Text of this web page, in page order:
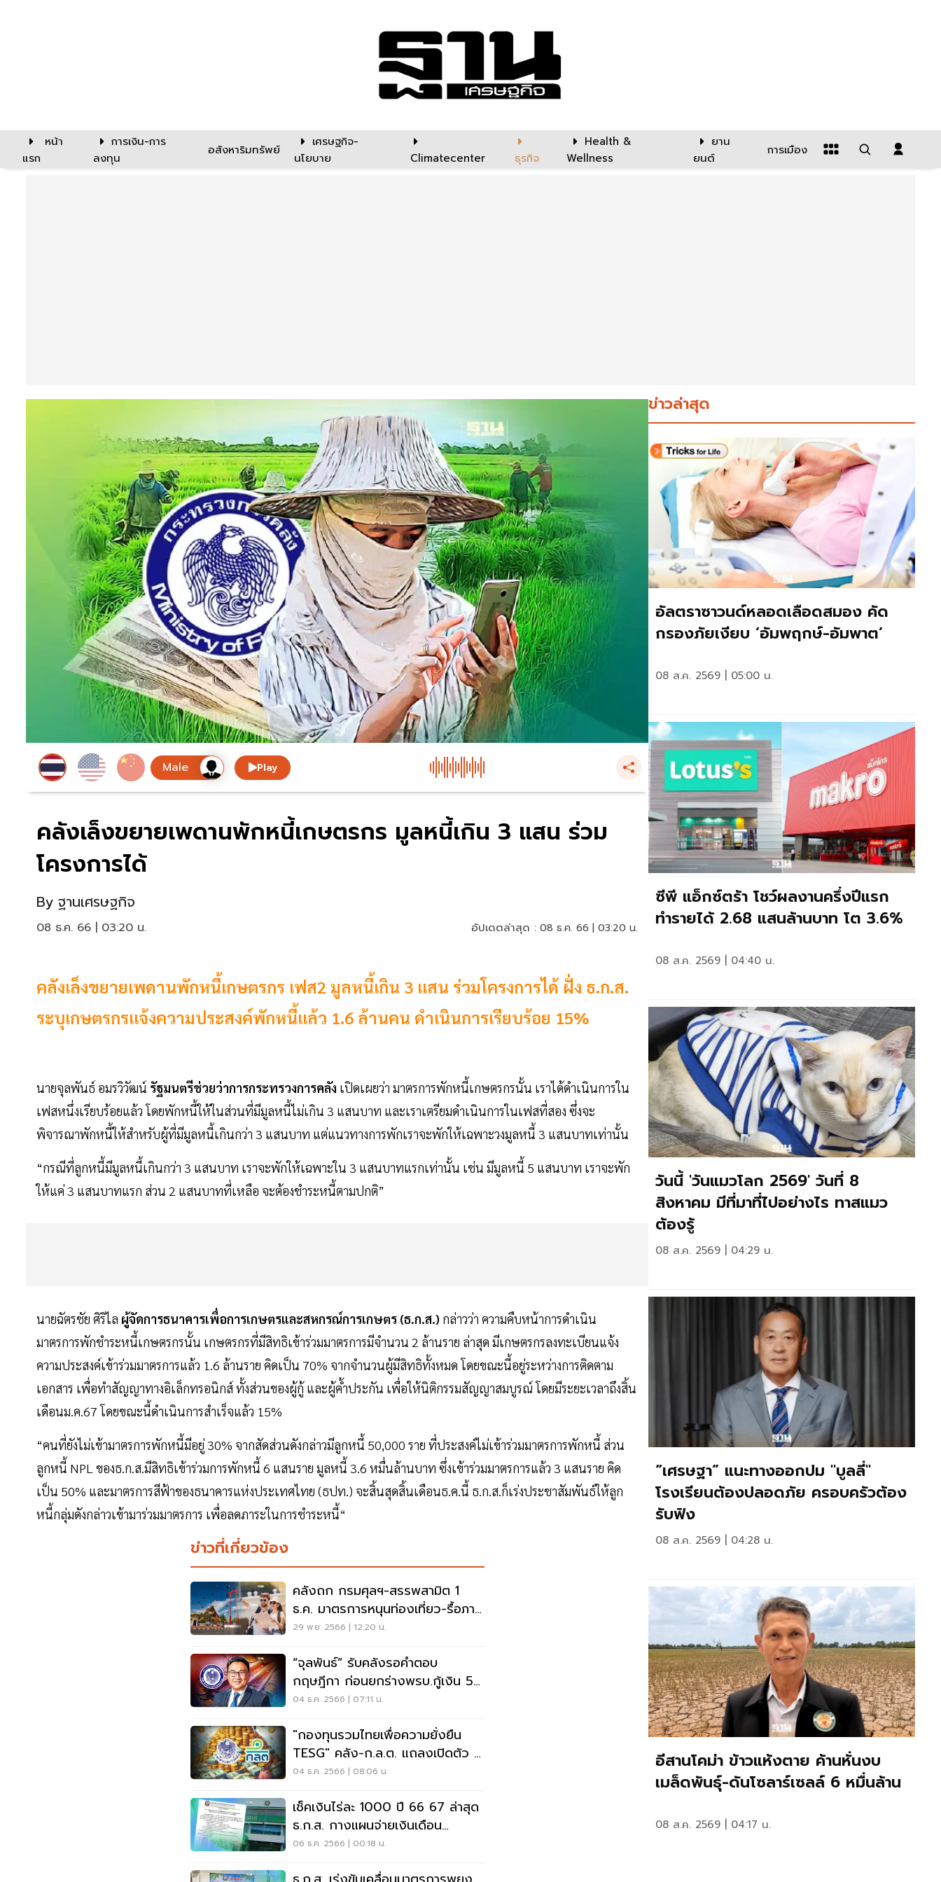
หน้า
แรก
การเงิน-การ
ลงทุน
อสังหาริมทรัพย์
เศรษฐกิจ-
นโยบาย
Climatecenter ธุรกิจ
Health &
Wellness
ยาน
ยนต์
การเมือง
Play
คลังเล็งขยายเพดานพักหนี้เกษตรกร มูลหนี้เกิน 3 แสน ร่วม
โครงการได้
By ฐานเศรษฐกิจ
08 ธ.ค. 66 | 03:20 น. อัปเดตล่าสุด : 08 ธ.ค. 66 | 03:20 น.
คลังเล็งขยายเพดานพักหนี้เกษตรกร เฟส2 มูลหนี้เกิน 3 แสน ร่วมโครงการได้ ฝั่ง ธ.ก.ส.
ระบุเกษตรกรแจ้งความประสงค์พักหนี้แล้ว 1.6 ล้านคน ดำเนินการเรียบร้อย 15%
นายจุลพันธ์ อมรวิวัฒน์ รัฐมนตรีช่วยว่าการกระทรวงการคลัง เปิดเผยว่า มาตรการพักหนี้เกษตรกรนั้น เราได้ดำเนินการใน
เฟสหนึ่งเรียบร้อยแล้ว โดยพักหนี้ให้ในส่วนที่มีมูลหนี้ไม่เกิน 3 แสนบาท และเราเตรียมดำเนินการในเฟสที่สอง ซึ่งจะ
พิจารณาพักหนี้ให้สำหรับผู้ที่มีมูลหนี้เกินกว่า 3 แสนบาท แต่แนวทางการพักเราจะพักให้เฉพาะวงมูลหนี้ 3 แสนบาทเท่านั้น
“กรณีที่ลูกหนี้มีมูลหนี้เกินกว่า 3 แสนบาท เราจะพักให้เฉพาะใน 3 แสนบาทแรกเท่านั้น เช่น มีมูลหนี้ 5 แสนบาท เราจะพัก
ให้แค่ 3 แสนบาทแรก ส่วน 2 แสนบาทที่เหลือ จะต้องชำระหนี้ตามปกติ”
นายฉัตรชัย ศิริไล ผู้จัดการธนาคารเพื่อการเกษตรและสหกรณ์การเกษตร (ธ.ก.ส.) กล่าวว่า ความคืบหน้าการดำเนิน
มาตรการพักชำระหนี้เกษตรกรนั้น เกษตรกรที่มีสิทธิเข้าร่วมมาตรการมีจำนวน 2 ล้านราย ล่าสุด มีเกษตรกรลงทะเบียนแจ้ง
ความประสงค์เข้าร่วมมาตรการแล้ว 1.6 ล้านราย คิดเป็น 70% จากจำนวนผู้มีสิทธิทั้งหมด โดยขณะนี้อยู่ระหว่างการติดตาม
เอกสาร เพื่อทำสัญญาทางอิเล็กทรอนิกส์ ทั้งส่วนของผู้กู้ และผู้ค้ำประกัน เพื่อให้นิติกรรมสัญญาสมบูรณ์ โดยมีระยะเวลาถึงสิ้น
เดือนม.ค.67 โดยขณะนี้ดำเนินการสำเร็จแล้ว 15%
“คนที่ยังไม่เข้ามาตรการพักหนี้มีอยู่ 30% จากสัดส่วนดังกล่าวมีลูกหนี้ 50,000 ราย ที่ประสงค์ไม่เข้าร่วมมาตรการพักหนี้ ส่วน
ลูกหนี้ NPL ของธ.ก.ส.มีสิทธิเข้าร่วมการพักหนี้ 6 แสนราย มูลหนี้ 3.6 หมื่นล้านบาท ซึ่งเข้าร่วมมาตรการแล้ว 3 แสนราย คิด
เป็น 50% และมาตรการสีฟ้าของธนาคารแห่งประเทศไทย (ธปท.) จะสิ้นสุดสิ้นเดือนธ.ค.นี้ ธ.ก.ส.ก็เร่งประชาสัมพันธ์ให้ลูก
หนี้กลุ่มดังกล่าวเข้ามาร่วมมาตรการ เพื่อลดภาระในการชำระหนี้“
ข่าวที่เกี่ยวข้อง
คลังถก กรมศุลฯ-สรรพสามิต 1
ธ.ค. มาตรการหนุนท่องเที่ยว-รื้อภาษี
เหล้าเบียร์
29 พ.ย. 2566 | 12:20 น.
“จุลพันธ์” รับคลังรอคำตอบ
กฤษฎีกา ก่อนยกร่างพรบ.กู้เงิน 5
แสนล้าน
04 ธ.ค. 2566 | 07:11 น.
"กองทุนรวมไทยเพื่อความยั่งยืน
TESG" คลัง-ก.ล.ต. แถลงเปิดตัว 8
ธ.ค.นี้
04 ธ.ค. 2566 | 08:06 น.
เช็คเงินไร่ละ 1000 ปี 66 67 ล่าสุด
ธ.ก.ส. กางแผนจ่ายเงินเดือน
ธันวาคม
06 ธ.ค. 2566 | 00:18 น.
ข่าวล่าสุด
อัลตราซาวนด์หลอดเลือดสมอง คัด
กรองภัยเงียบ ‘อัมพฤกษ์-อัมพาต’
08 ส.ค. 2569 | 05:00 น.
ซีพี แอ็กซ์ตร้า โชว์ผลงานครึ่งปีแรก
ทำรายได้ 2.68 แสนล้านบาท โต 3.6%
08 ส.ค. 2569 | 04:40 น.
วันนี้ 'วันแมวโลก 2569' วันที่ 8
สิงหาคม มีที่มาที่ไปอย่างไร ทาสแมว
ต้องรู้
08 ส.ค. 2569 | 04:29 น.
“เศรษฐา” แนะทางออกปม "บูลลี่"
โรงเรียนต้องปลอดภัย ครอบครัวต้อง
รับฟัง
08 ส.ค. 2569 | 04:28 น.
อีสานโคม่า ข้าวแห้งตาย ค้านหั่นงบ
เมล็ดพันธุ์-ดันโซลาร์เซลล์ 6 หมื่นล้าน
08 ส.ค. 2569 | 04:17 น.